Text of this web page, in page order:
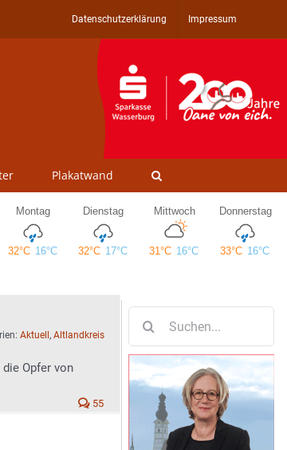
Datenschutzerklärung Impressum
Plakatwand
Aktuell , Altlandkreis
Opfer von
55
nach: